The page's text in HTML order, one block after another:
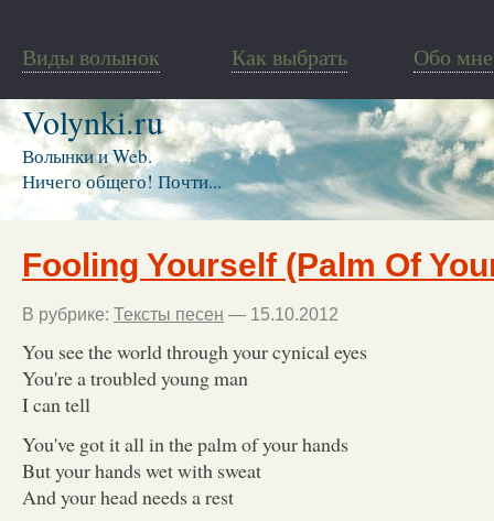
Виды волынок Как выбрать Обо мне
Volynki.ru
Волынки и Web.
Ничего общего! Почти...
Fooling Yourself (Palm Of
В рубрике: Тексты песен — 15.10.2012
You see the world through your cynical eyes
You're a troubled young man
I can tell
You've got it all in the palm of your hands
But your hands wet with sweat
And your head needs a rest